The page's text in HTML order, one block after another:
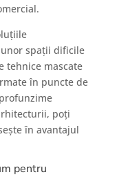
spații dificile
tehnice mascate
în puncte de
poți
în avantajul
pentru